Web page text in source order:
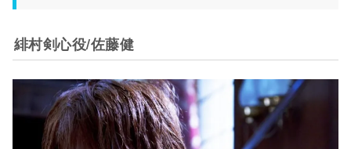
緋村剣心役/佐藤健